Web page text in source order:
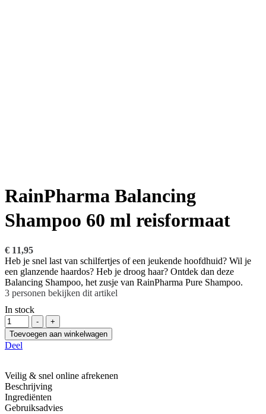
RainPharma Balancing
Shampoo 60 ml reisformaat
€ 11,95
Heb je snel last van schilfertjes of een jeukende hoofdhuid? Wil je
een glanzende haardos? Heb je droog haar? Ontdek dan deze
Balancing Shampoo, het zusje van RainPharma Pure Shampoo.
3 personen bekijken dit artikel
In stock
Hoeveelheid
-
+
Toevoegen aan winkelwagen
Deel
Veilig & snel online afrekenen
Beschrijving
Ingrediënten
Gebruiksadvies